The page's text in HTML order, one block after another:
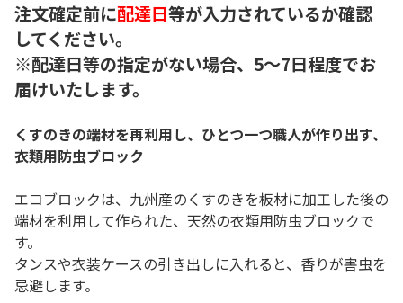
注文確定前に配達日等が入力されているか確認
してください。
※配達日等の指定がない場合、5～7日程度でお
届けいたします。
くすのきの端材を再利用し、ひとつ一つ職人が作り出す、
衣類用防虫ブロック
エコブロックは、九州産のくすのきを板材に加工した後の
端材を利用して作られた、天然の衣類用防虫ブロックで
す。
タンスや衣装ケースの引き出しに入れると、香りが害虫を
忌避します。